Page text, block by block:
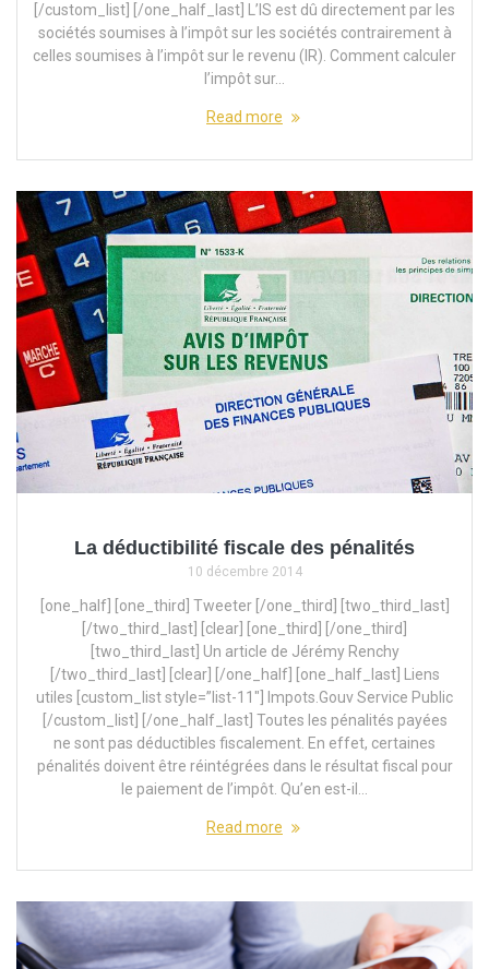
[/custom_list] [/one_half_last] L’IS est dû directement par les
sociétés soumises à l’impôt sur les sociétés contrairement à
celles soumises à l’impôt sur le revenu (IR). Comment calculer
l’impôt sur…
Read more
La déductibilité fiscale des pénalités
10 décembre 2014
[one_half] [one_third] Tweeter [/one_third] [two_third_last]
[/two_third_last] [clear] [one_third] [/one_third]
[two_third_last] Un article de Jérémy Renchy
[/two_third_last] [clear] [/one_half] [one_half_last] Liens
utiles [custom_list style=”list-11″] Impots.Gouv Service Public
[/custom_list] [/one_half_last] Toutes les pénalités payées
ne sont pas déductibles fiscalement. En effet, certaines
pénalités doivent être réintégrées dans le résultat fiscal pour
le paiement de l’impôt. Qu’en est-il…
Read more